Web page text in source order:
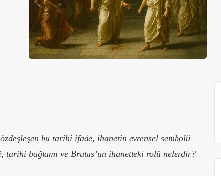
bu tarihi ifade, ihanetin evrensel sembolü
bağlamı ve Brutus’un ihanetteki rolü nelerdir?